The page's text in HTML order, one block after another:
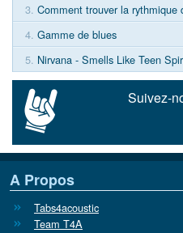
3. Comment trouver la rythmique
4. Gamme de blues
5. Nirvana - Smells Like Teen
Suivez-
A Propos
Tabs4acoustic
Team T4A